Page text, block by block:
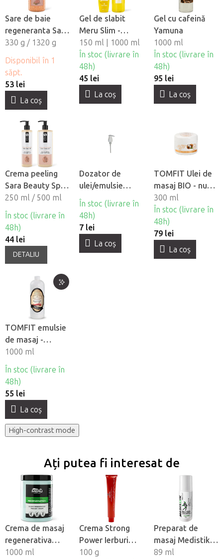
Sare de baie
regeneranta Sara
Beauty Spa -
Mango-Arnica
330 g / 1320 g
Disponibil în 1
săpt.
53 lei
La coş
Gel de slabit
Meru Slim -
Ananas si L-
carnitina
150 ml | 1000 ml
În stoc (livrare în
48h)
45 lei
La coş
Gel cu cafeină
Yamuna
1000 ml
În stoc (livrare în
48h)
95 lei
La coş
Crema peeling
Sara Beauty Spa
- Scrub
250 ml / 500 ml
În stoc (livrare în
48h)
44 lei
DETALIU
Dozator de
ulei/emulsie
Tomfit
În stoc (livrare în
48h)
7 lei
La coş
TOMFIT Ulei de
masaj BIO - nuca
de cocos
300 ml
În stoc (livrare în
48h)
79 lei
La coş
TOMFIT emulsie
de masaj -
incalzire
1000 ml
În stoc (livrare în
48h)
55 lei
La coş
High-contrast mode
Ați putea fi interesat de
Crema de masaj
regenerativa
pentru relaxarea
1000 ml
Crema Strong
Power Ierburi
Naturale
100 g
Preparat de
masaj Medistik
Ice Roll-on
89 ml